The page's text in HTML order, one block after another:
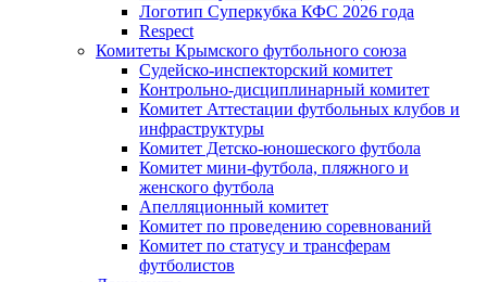
Логотип Суперкубка КФС 2026 года
Respect
Комитеты Крымского футбольного союза
Судейско-инспекторский комитет
Контрольно-дисциплинарный комитет
Комитет Аттестации футбольных клубов и
инфраструктуры
Комитет Детско-юношеского футбола
Комитет мини-футбола, пляжного и
женского футбола
Апелляционный комитет
Комитет по проведению соревнований
Комитет по статусу и трансферам
футболистов